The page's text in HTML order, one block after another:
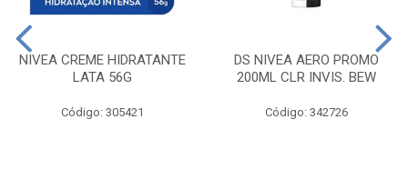
NIVEA CREME HIDRATANTE
LATA 56G
Código: 305421
DS NIVEA AERO PROMO
200ML CLR INVIS. BEW
Código: 342726